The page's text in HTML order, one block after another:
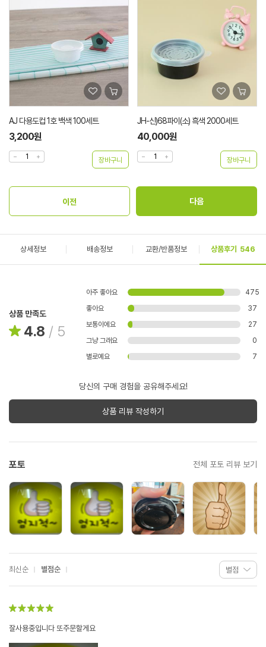
AJ 다용도컵 1호 백색 100세트
3,200원
JH-신)68파이(소) 흑색 2000세트
40,000원
상세정보 배송정보 교환/반품정보 상품후기 546
상품 만족도
4.8 / 5
아주 좋아요
475
좋아요
37
보통이에요
27
그냥 그래요
0
별로예요
7
당신의 구매 경험을 공유해주세요!
상품 리뷰 작성하기
포토 전체 포토 리뷰 보기
최신순 별점순
잘사용중입니다 또주문할게요